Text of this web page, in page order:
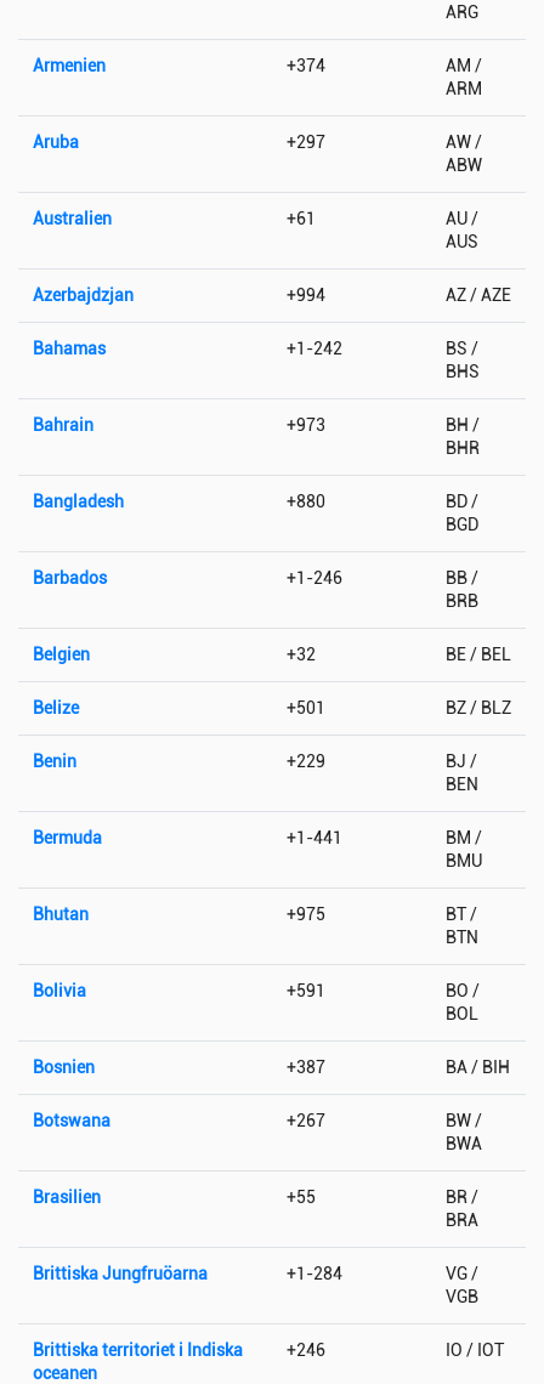
ARG
Armenien +374
AM /
ARM
Aruba +297
AW /
ABW
Australien +61
AU /
AUS
Azerbajdzjan +994 AZ / AZE
Bahamas +1-242
BS /
BHS
Bahrain +973
BH /
BHR
Bangladesh +880
BD /
BGD
Barbados +1-246
BB /
BRB
Belgien +32 BE / BEL
Belize +501 BZ / BLZ
Benin +229
BJ /
BEN
Bermuda +1-441
BM /
BMU
Bhutan +975
BT /
BTN
Bolivia +591
BO /
BOL
Bosnien +387 BA / BIH
Botswana +267
BW /
BWA
Brasilien +55
BR /
BRA
Brittiska Jungfruöarna +1-284
VG /
VGB
Brittiska territoriet i Indiska
oceanen
+246 IO / IOT